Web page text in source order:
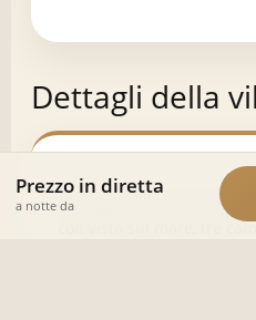
Dettagli della
La spaziosa casa
con vista sul mare, tre
Prezzo in diretta
a notte da